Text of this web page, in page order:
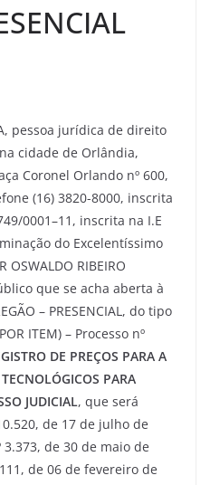
pessoa jurídica de direito
cidade de Orlândia,
Coronel Orlando nº 600,
(16) 3820-8000, inscrita
0001–11, inscrita na I.E
do Excelentíssimo
RIBEIRO
que se acha aberta à
– PRESENCIAL, do tipo
ITEM) – Processo nº
DE PREÇOS PARA A
PARA
JUDICIAL, que será
de 17 de julho de
de 30 de maio de
de 06 de fevereiro de